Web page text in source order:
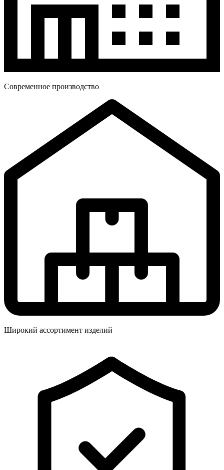
Современное производство
Широкий ассортимент изделий